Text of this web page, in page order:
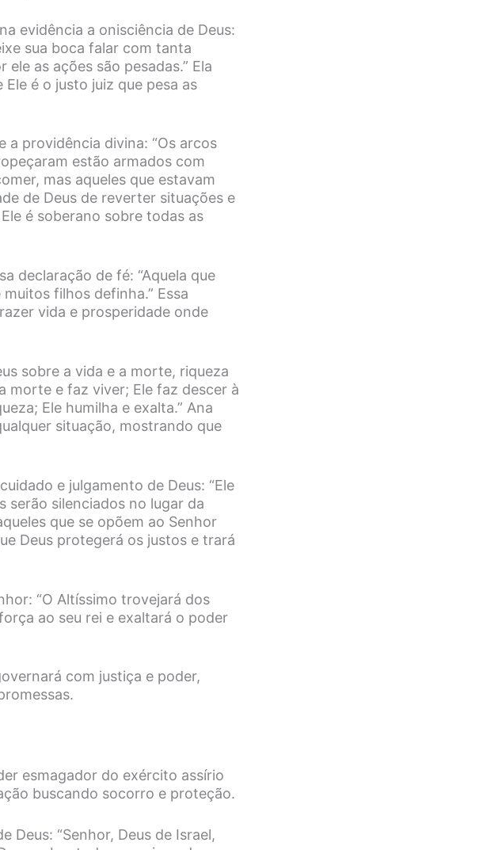
evidência a onisciência de Deus:
sua boca falar com tanta
as ações são pesadas.” Ela
é o justo juiz que pesa as
a providência divina: “Os arcos
estão armados com
mas aqueles que estavam
de Deus de reverter situações e
é soberano sobre todas as
declaração de fé: “Aquela que
filhos definha.” Essa
vida e prosperidade onde
sobre a vida e a morte, riqueza
morte e faz viver; Ele faz descer à
Ele humilha e exalta.” Ana
situação, mostrando que
e julgamento de Deus: “Ele
serão silenciados no lugar da
que se opõem ao Senhor
Deus protegerá os justos e trará
“O Altíssimo trovejará dos
ao seu rei e exaltará o poder
com justiça e poder,
esmagador do exército assírio
buscando socorro e proteção.
Deus: “Senhor, Deus de Israel,